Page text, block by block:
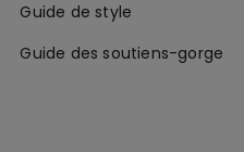
Guide de style
Guide des soutiens-gorge